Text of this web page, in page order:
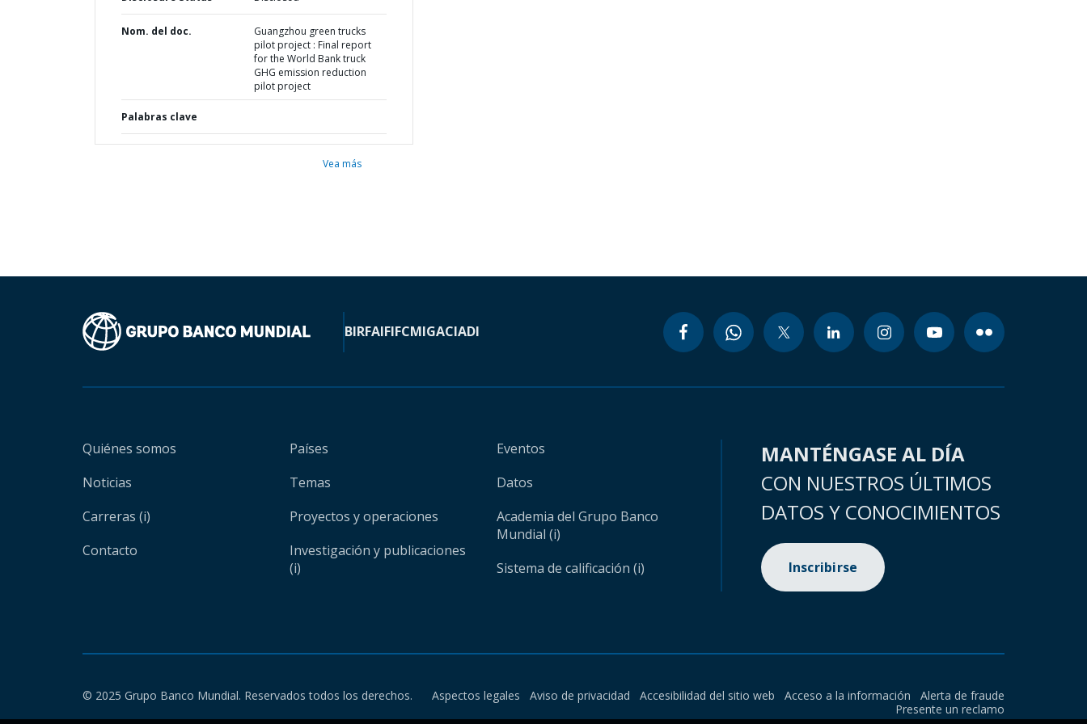
Nom. del doc.
Guangzhou green trucks
pilot project : Final report
for the World Bank truck
GHG emission reduction
pilot project
Palabras clave
Vea más
BIRFAIFIFCMIGACIADI
Quiénes somos
Noticias
Carreras (i)
Contacto
Países
Temas
Proyectos y operaciones
Investigación y publicaciones
(i)
Eventos
Datos
Academia del Grupo Banco
Mundial (i)
Sistema de calificación (i)
MANTÉNGASE AL DÍA
CON NUESTROS ÚLTIMOS
DATOS Y CONOCIMIENTOS
Inscribirse
© 2025 Grupo Banco Mundial. Reservados todos los derechos. Aspectos legales Aviso de privacidad Accesibilidad del sitio web Acceso a la información
Alerta de fraude
Presente un reclamo